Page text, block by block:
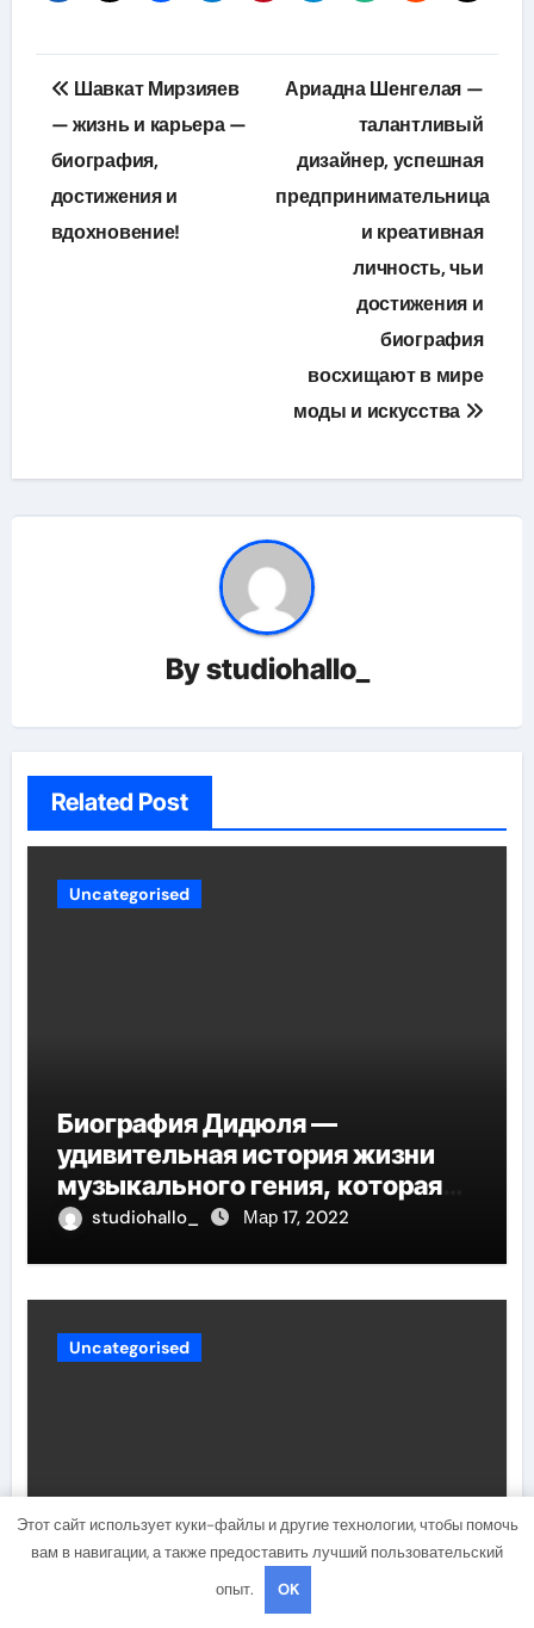
Навигация
по
записям
Шавкат Мирзияев
— жизнь и карьера —
биография,
достижения и
вдохновение!
Ариадна Шенгелая —
талантливый
дизайнер, успешная
предпринимательница
и креативная
личность, чьи
достижения и
биография
восхищают в мире
моды и искусства
Bystudiohallo_
Related Post
Uncategorised
Биография Дидюля —
удивительная история жизни
музыкального гения, которая
проникнет в самые глубины
studiohallo_ Мар 17, 2022
Uncategorised
Петр Фрадков — путь от
студента до генерального
Этот сайт использует куки-файлы и другие технологии, чтобы помочь
вам в навигации, а также предоставить лучший пользовательский
опыт.
OK